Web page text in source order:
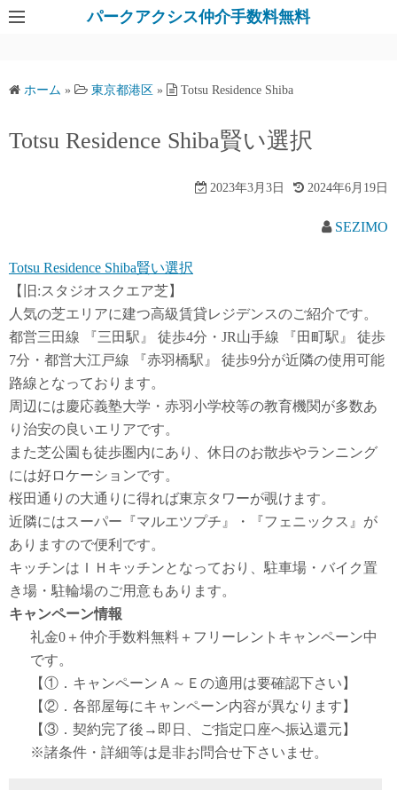
パークアクシス仲介手数料無料
ホーム » 東京都港区 » Totsu Residence Shiba
Totsu Residence Shiba賢い選択
2023年3月3日 2024年6月19日
SEZIMO
Totsu Residence Shiba賢い選択
【旧:スタジオスクエア芝】
人気の芝エリアに建つ高級賃貸レジデンスのご紹介です。
都営三田線 『三田駅』 徒歩4分・JR山手線 『田町駅』 徒歩
7分・都営大江戸線 『赤羽橋駅』 徒歩9分が近隣の使用可能
路線となっております。
周辺には慶応義塾大学・赤羽小学校等の教育機関が多数あ
り治安の良いエリアです。
また芝公園も徒歩圏内にあり、休日のお散歩やランニング
には好ロケーションです。
桜田通りの大通りに得れば東京タワーが覗けます。
近隣にはスーパー『マルエツプチ』・『フェニックス』が
ありますので便利です。
キッチンはＩＨキッチンとなっており、駐車場・バイク置
き場・駐輪場のご用意もあります。
キャンペーン情報
礼金0 ＋仲介手数料無料 ＋ フリーレント キャンペーン中
です。
【①．キャンペーンＡ～Ｅの適用は要確認下さい】
【②．各部屋毎にキャンペーン内容が異なります】
【③．契約完了後→即日、ご指定口座へ振込還元】
※諸条件・詳細等は是非お問合せ下さいませ。